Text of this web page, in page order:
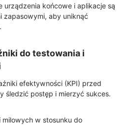
urządzenia końcowe i aplikacje są
zapasowymi, aby uniknąć
do testowania i
efektywności (KPI) przed
śledzić postęp i mierzyć sukces.
milowych w stosunku do